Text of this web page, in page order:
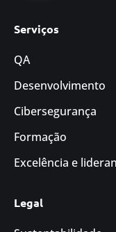
Serviços
QA
Desenvolvimento
Cibersegurança
Formação
Excelência e
Legal